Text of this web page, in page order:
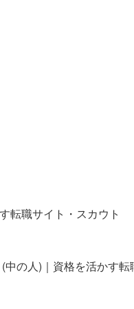
転職サイト・スカウト
の人)｜資格を活かす転